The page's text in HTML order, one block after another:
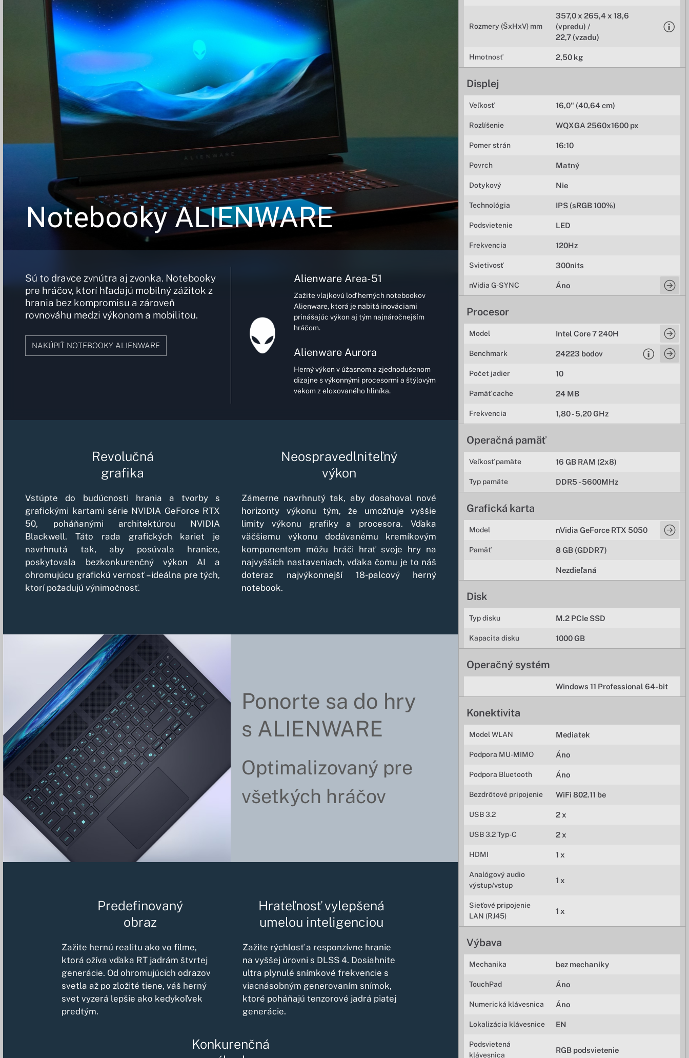
Rozmery (ŠxHxV) mm
357,0 x 265,4 x 18,6
(vpredu) /
22,7 (vzadu)
Hmotnosť 2,50 kg
Displej
Veľkosť 16,0" (40,64 cm)
Rozlíšenie WQXGA 2560x1600 px
Pomer strán 16:10
Povrch Matný
Dotykový Nie
Technológia IPS (sRGB 100%)
Podsvietenie LED
Frekvencia 120Hz
Svietivosť 300nits
nVidia G-SYNC Áno
Procesor
Model Intel Core 7 240H
Benchmark 24223 bodov
Počet jadier 10
Pamäť cache 24 MB
Frekvencia 1,80 - 5,20 GHz
Operačná pamäť
Veľkosť pamäte 16 GB RAM (2x8)
Typ pamäte DDR5 - 5600MHz
Grafická karta
Model nVidia GeForce RTX 5050
Pamäť 8 GB (GDDR7)
Nezdieľaná
Disk
Typ disku M.2 PCIe SSD
Kapacita disku 1000 GB
Operačný systém
Windows 11 Professional 64-bit
Konektivita
Model WLAN Mediatek
Podpora MU-MIMO Áno
Podpora Bluetooth Áno
Bezdrôtové pripojenie WiFi 802.11 be
USB 3.2 2 x
USB 3.2 Typ-C 2 x
HDMI 1 x
Analógový audio
výstup/vstup
1 x
Sieťové pripojenie
LAN (RJ45)
1 x
Výbava
Mechanika bez mechaniky
TouchPad Áno
Numerická klávesnica Áno
Lokalizácia klávesnice EN
Podsvietená
klávesnica
RGB podsvietenie
Notebooky ALIENWARE
Sú to dravce zvnútra aj zvonka. Notebooky
pre hráčov, ktorí hľadajú mobilný zážitok z
hrania bez kompromisu a zároveň
rovnováhu medzi výkonom a mobilitou.
NAKÚPIŤ NOTEBOOKY ALIENWARE
Alienware Area-51
Zažite vlajkovú loď herných notebookov
Alienware, ktorá je nabitá inováciami
prinášajúc výkon aj tým najnáročnejším
hráčom.
Alienware Aurora
Herný výkon v úžasnom a zjednodušenom
dizajne s výkonnými procesormi a štýlovým
vekom z eloxovaného hliníka.
Revolučná
grafika
Vstúpte do budúcnosti hrania a tvorby s
grafickými kartami série NVIDIA GeForce RTX
50, poháňanými architektúrou NVIDIA
Blackwell. Táto rada grafických kariet je
navrhnutá tak, aby posúvala hranice,
poskytovala bezkonkurenčný výkon AI a
ohromujúcu grafickú vernosť – ideálna pre tých,
ktorí požadujú výnimočnosť.
Neospravedlniteľný
výkon
Zámerne navrhnutý tak, aby dosahoval nové
horizonty výkonu tým, že umožňuje vyššie
limity výkonu grafiky a procesora. Vďaka
väčšiemu výkonu dodávanému kremíkovým
komponentom môžu hráči hrať svoje hry na
najvyšších nastaveniach, vďaka čomu je to náš
doteraz najvýkonnejší 18-palcový herný
notebook.
Ponorte sa do hry
s ALIENWARE
Optimalizovaný pre
všetkých hráčov
Predefinovaný
obraz
Zažite hernú realitu ako vo filme,
ktorá ožíva vďaka RT jadrám štvrtej
generácie. Od ohromujúcich odrazov
svetla až po zložité tiene, váš herný
svet vyzerá lepšie ako kedykoľvek
predtým.
Hrateľnosť vylepšená
umelou inteligenciou
Zažite rýchlosť a responzívne hranie
na vyššej úrovni s DLSS 4. Dosiahnite
ultra plynulé snímkové frekvencie s
viacnásobným generovaním snímok,
ktoré poháňajú tenzorové jadrá piatej
generácie.
Konkurenčná